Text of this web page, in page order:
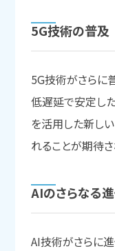
5G技術の普及
5G技術がさらに
低遅延で安定し
を活用した新し
れることが期待さ
AIのさらなる
AI技術がさらに